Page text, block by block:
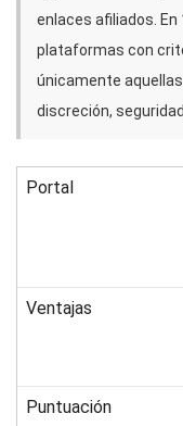
enlaces afiliados. En
plataformas con
únicamente
discreción,
Portal
Ventajas
Puntuación